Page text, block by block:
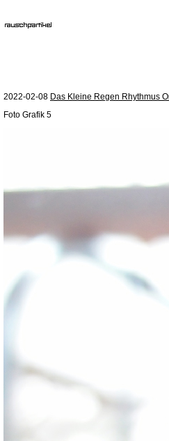
2022-02-08 Das Kleine Regen Rhythmus
Foto Grafik 5